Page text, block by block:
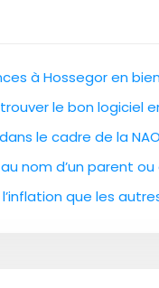
à Hossegor en
le bon logiciel
le cadre de la NAO
nom d’un parent ou
que les